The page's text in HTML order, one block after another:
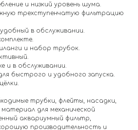
и низкий уровень шума.
трехступенчатую фильтрацию
в обслуживании.
и набор трубок.
и в обслуживании.
быстрого и удобного запуска.
трубки, флейты, насадки,
для механической
аквариумный фильтр,
производительность и